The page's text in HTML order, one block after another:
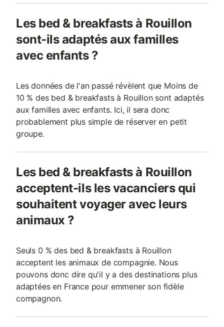
Les bed & breakfasts à Rouillon
sont-ils adaptés aux familles
avec enfants ?
Les données de l'an passé révèlent que Moins de
10 % des bed & breakfasts à Rouillon sont adaptés
aux familles avec enfants. Ici, il sera donc
probablement plus simple de réserver en petit
groupe.
Les bed & breakfasts à Rouillon
acceptent-ils les vacanciers qui
souhaitent voyager avec leurs
animaux ?
Seuls 0 % des bed & breakfasts à Rouillon
acceptent les animaux de compagnie. Nous
pouvons donc dire qu'il y a des destinations plus
adaptées en France pour emmener son fidèle
compagnon.